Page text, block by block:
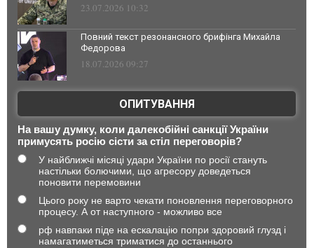
23.07.2026 10:32
Повний текст резонансного брифінга Михайла
Федорова
18.07.2026 09:27
ОПИТУВАННЯ
На вашу думку, коли далекобійні санкції України
примусять росію сісти за стіл переговорів?
У найближчі місяці удари України по росії стануть
настільки болючими, що агресору доведеться
поновити перемовини
Цього року не варто чекати поновлення переговорного
процесу. А от наступного - можливо все
рф навпаки піде на ескалацію попри здоровий глузд і
намагатиметься триматися до останнього